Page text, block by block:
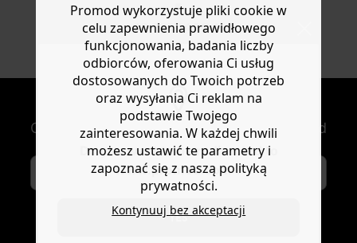
Do you want to be redirected to
www.promod.com ?
YES
OD ROZ. 34 DO 48
Nowe artykuły online
NEWSLETTER
Otrzymuj nowości modowe i oferty Promod
Promod wykorzystuje pliki cookie w
celu zapewnienia prawidłowego
funkcjonowania, badania liczby
odbiorców, oferowania Ci usług
dostosowanych do Twoich potrzeb
oraz wysyłania Ci reklam na
podstawie Twojego
zainteresowania. W każdej chwili
możesz ustawić te parametry i
zapoznać się z naszą polityką
prywatności.
Kontynuuj bez akceptacji